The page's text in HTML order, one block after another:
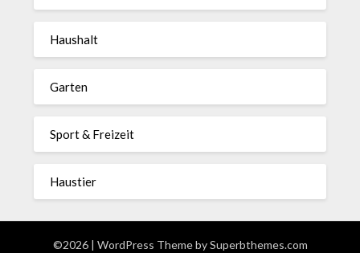
Haushalt
Garten
Sport & Freizeit
Haustier
©2026 | WordPress Theme bySuperbthemes.com